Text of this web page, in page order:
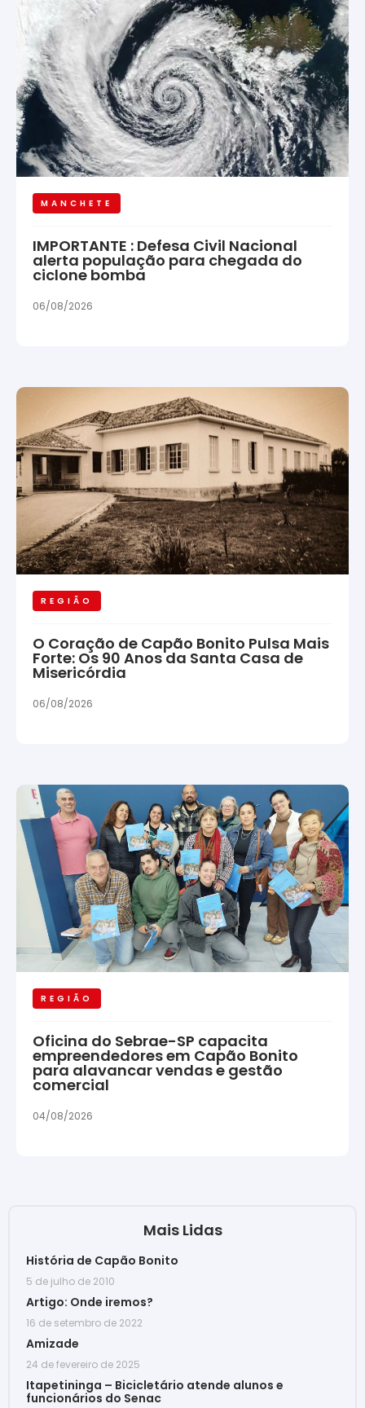
MANCHETE
IMPORTANTE : Defesa Civil Nacional
alerta população para chegada do
ciclone bomba
06/08/2026
REGIÃO
O Coração de Capão Bonito Pulsa Mais
Forte: Os 90 Anos da Santa Casa de
Misericórdia
06/08/2026
REGIÃO
Oficina do Sebrae-SP capacita
empreendedores em Capão Bonito
para alavancar vendas e gestão
comercial
04/08/2026
Mais Lidas
História de Capão Bonito
5 de julho de 2010
Artigo: Onde iremos?
16 de setembro de 2022
Amizade
24 de fevereiro de 2025
Itapetininga – Bicicletário atende alunos e
funcionários do Senac